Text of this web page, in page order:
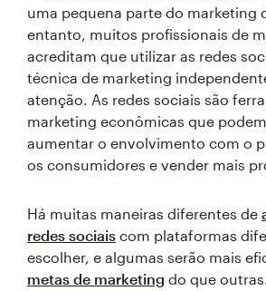
uma pequena parte do marketing
entanto, muitos profissionais de
acreditam que utilizar as redes
técnica de marketing
atenção. As redes sociais são
marketing econômicas que
aumentar o envolvimento com o
os consumidores e vender mais
Há muitas maneiras diferentes de
redes sociais com plataformas
escolher, e algumas serão mais
metas de marketing do que